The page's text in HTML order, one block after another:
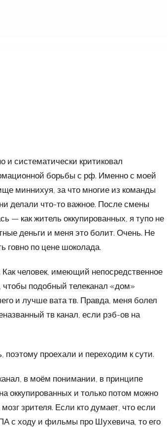
и систематически критиковал
борьбы с рф. Именно с моей
миннихуя, за что многие из команды
делали что-то важное. После смены
— как житель оккупированных, я тупо не
деньги и меня это болит. Очень. Не
говно по цене шоколада.
Как человек, имеющий непосредственное
чтобы подобный телеканал «дом»
и лучше вата тв. Правда, меня болел
тв канал, если рэб-ов на
поэтому проехали и переходим к сути.
в моём понимании, в принципе
оккупированных и только потом можно
зрителя. Если кто думает, что если
с ходу и фильмы про Шухевича, то его